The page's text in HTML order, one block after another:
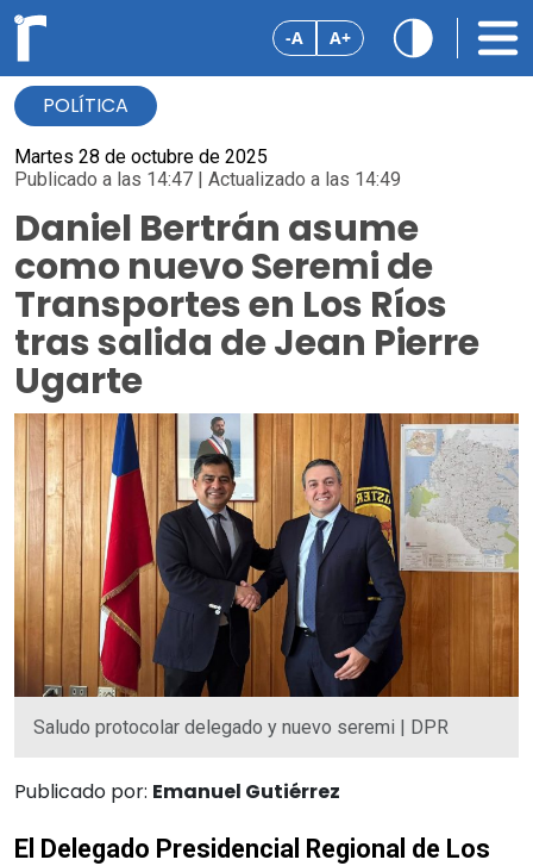
-A A+
POLÍTICA
Martes 28 de octubre de 2025
Publicado a las 14:47 | Actualizado a las 14:49
Daniel Bertrán asume
como nuevo Seremi de
Transportes en Los Ríos
tras salida de Jean Pierre
Ugarte
Saludo protocolar delegado y nuevo seremi | DPR
Publicado por: Emanuel Gutiérrez
El Delegado Presidencial Regional de Los